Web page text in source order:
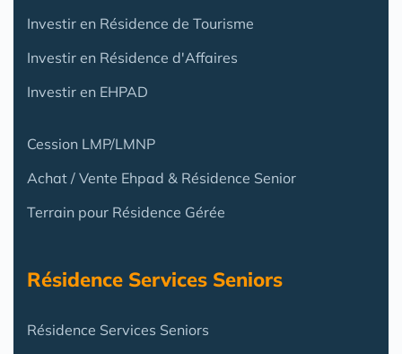
Investir en Résidence de Tourisme
Investir en Résidence d'Affaires
Investir en EHPAD
Cession LMP/LMNP
Achat / Vente Ehpad & Résidence Senior
Terrain pour Résidence Gérée
Résidence Services Seniors
Résidence Services Seniors